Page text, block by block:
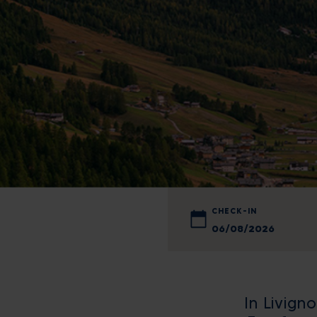
CHECK-IN
27 28
In